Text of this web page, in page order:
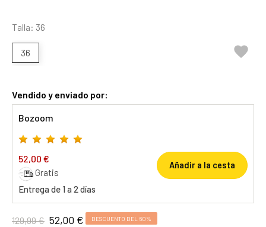
Talla: 36
36 
Vendido y enviado por:
Bozoom
52,00 €
Gratis
Entrega de 1 a 2 días
Añadir a la cesta
129,99 € 52,00 € DESCUENTO DEL 60%